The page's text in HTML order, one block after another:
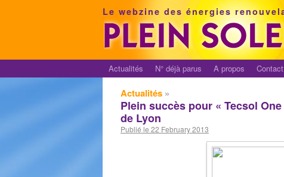
Le webzine des énergies
Actualités N° déjà parus A propos Contact
Actualités »
Plein succès pour « Tecsol
de Lyon
Publié le 22 February 2013